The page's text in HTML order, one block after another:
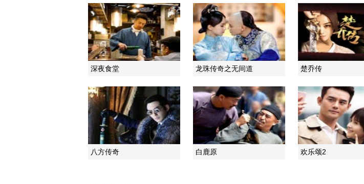
深夜食堂 龙珠传奇之无间道 楚乔传
八方传奇 白鹿原 欢乐颂2